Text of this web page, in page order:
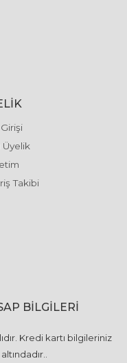
Üyelik
Takibi
BILGILERI
Kredi kartı bilgileriniz